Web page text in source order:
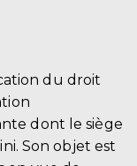
du droit
dont le siège
Son objet est